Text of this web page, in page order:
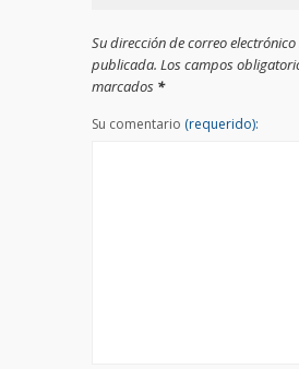
Su dirección de correo
publicada. Los campos
marcados *
Su comentario (requerido):